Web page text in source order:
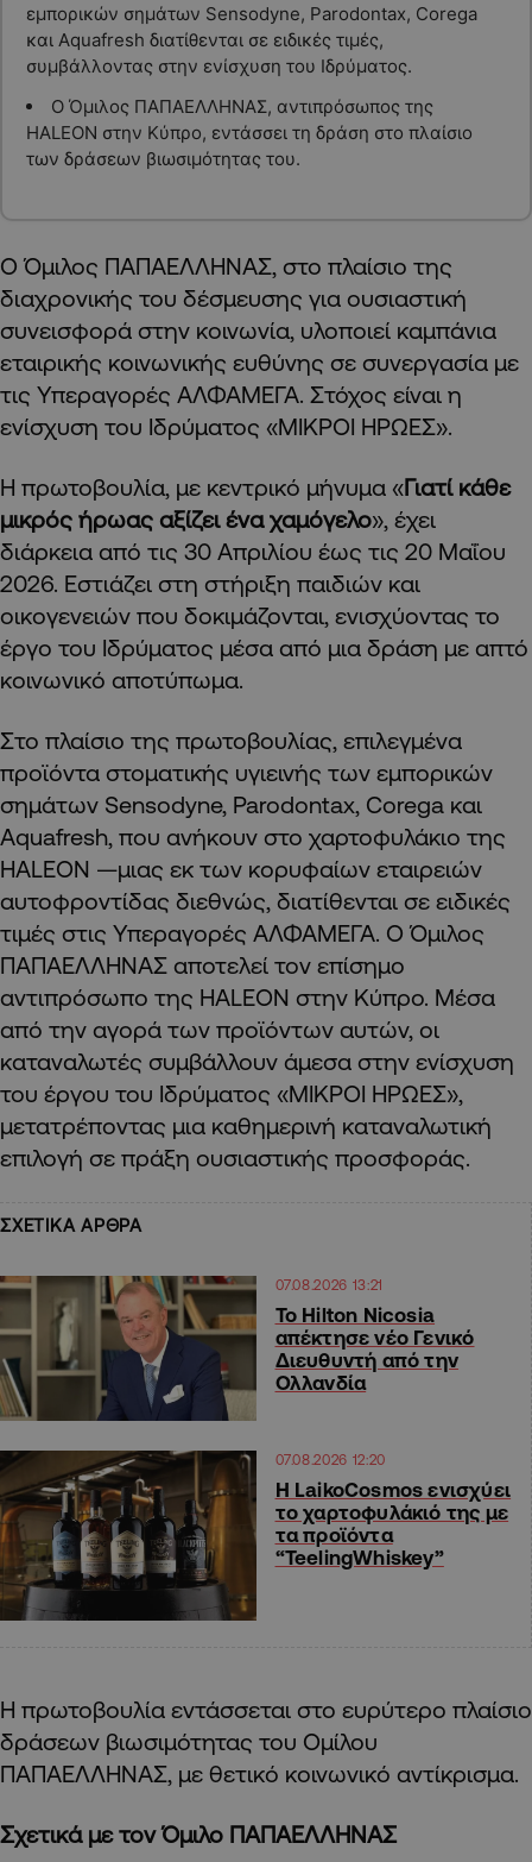
εμπορικών σημάτων Sensodyne, Parodontax, Corega
και Aquafresh διατίθενται σε ειδικές τιμές,
συμβάλλοντας στην ενίσχυση του Ιδρύματος.
Ο Όμιλος ΠΑΠΑΕΛΛΗΝΑΣ, αντιπρόσωπος της
HALEON στην Κύπρο, εντάσσει τη δράση στο πλαίσιο
των δράσεων βιωσιμότητας του.
Ο Όμιλος ΠΑΠΑΕΛΛΗΝΑΣ, στο πλαίσιο της
διαχρονικής του δέσμευσης για ουσιαστική
συνεισφορά στην κοινωνία, υλοποιεί καμπάνια
εταιρικής κοινωνικής ευθύνης σε συνεργασία με
τις Υπεραγορές ΑΛΦΑΜΕΓΑ. Στόχος είναι η
ενίσχυση του Ιδρύματος «ΜΙΚΡΟΙ ΗΡΩΕΣ».
Η πρωτοβουλία, με κεντρικό μήνυμα «Γιατί κάθε
μικρός ήρωας αξίζει ένα χαμόγελο», έχει
διάρκεια από τις 30 Απριλίου έως τις 20 Μαΐου
2026. Εστιάζει στη στήριξη παιδιών και
οικογενειών που δοκιμάζονται, ενισχύοντας το
έργο του Ιδρύματος μέσα από μια δράση με απτό
κοινωνικό αποτύπωμα.
Στο πλαίσιο της πρωτοβουλίας, επιλεγμένα
προϊόντα στοματικής υγιεινής των εμπορικών
σημάτων Sensodyne, Parodontax, Corega και
Aquafresh, που ανήκουν στο χαρτοφυλάκιο της
HALEON —μιας εκ των κορυφαίων εταιρειών
αυτοφροντίδας διεθνώς, διατίθενται σε ειδικές
τιμές στις Υπεραγορές ΑΛΦΑΜΕΓΑ. Ο Όμιλος
ΠΑΠΑΕΛΛΗΝΑΣ αποτελεί τον επίσημο
αντιπρόσωπο της HALEON στην Κύπρο. Μέσα
από την αγορά των προϊόντων αυτών, οι
καταναλωτές συμβάλλουν άμεσα στην ενίσχυση
του έργου του Ιδρύματος «ΜΙΚΡΟΙ ΗΡΩΕΣ»,
μετατρέποντας μια καθημερινή καταναλωτική
επιλογή σε πράξη ουσιαστικής προσφοράς.
ΣΧΕΤΙΚΑ ΑΡΘΡΑ
07.08.2026 13:21
Το Hilton Nicosia
απέκτησε νέο Γενικό
Διευθυντή από την
Ολλανδία
07.08.2026 12:20
Η LaikoCosmos ενισχύει
το χαρτοφυλάκιό της με
τα προϊόντα
“TeelingWhiskey”
Η πρωτοβουλία εντάσσεται στο ευρύτερο πλαίσιο
δράσεων βιωσιμότητας του Ομίλου
ΠΑΠΑΕΛΛΗΝΑΣ, με θετικό κοινωνικό αντίκρισμα.
Σχετικά με τον Όμιλο ΠΑΠΑΕΛΛΗΝΑΣ